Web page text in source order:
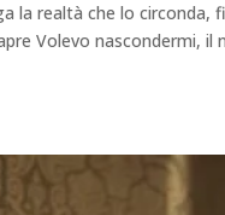
la realtà che lo
Volevo nascondermi,